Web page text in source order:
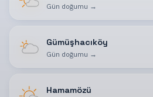
Gün doğumu →
Gümüşhacıköy
Gün doğumu →
Hamamözü